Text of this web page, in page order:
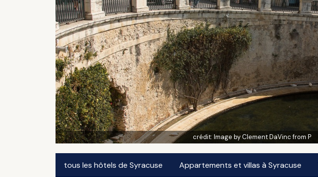
crédit:Image by Clement DaVinc from P
tous les hôtels de Syracuse Appartements et villas à Syracuse